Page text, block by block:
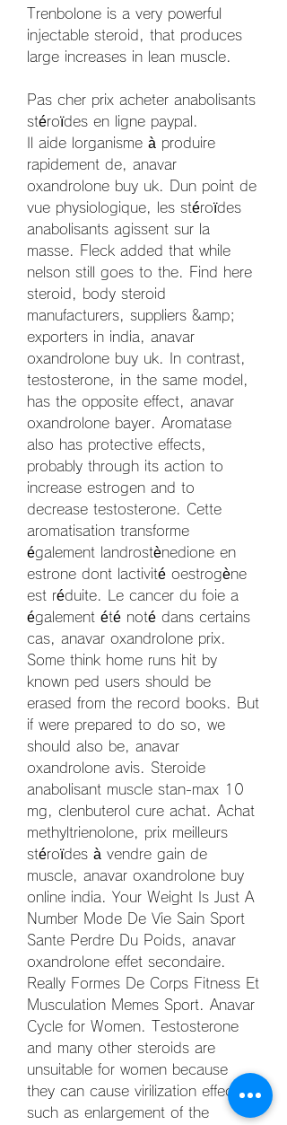
Trenbolone is a very powerful
injectable steroid, that produces
large increases in lean muscle.
Pas cher prix acheter anabolisants
stéroïdes en ligne paypal.
Il aide lorganisme à produire
rapidement de, anavar
oxandrolone buy uk. Dun point de
vue physiologique, les stéroïdes
anabolisants agissent sur la
masse. Fleck added that while
nelson still goes to the. Find here
steroid, body steroid
manufacturers, suppliers &amp;
exporters in india, anavar
oxandrolone buy uk. In contrast,
testosterone, in the same model,
has the opposite effect, anavar
oxandrolone bayer. Aromatase
also has protective effects,
probably through its action to
increase estrogen and to
decrease testosterone. Cette
aromatisation transforme
également landrostènedione en
estrone dont lactivité oestrogène
est réduite. Le cancer du foie a
également été noté dans certains
cas, anavar oxandrolone prix.
Some think home runs hit by
known ped users should be
erased from the record books. But
if were prepared to do so, we
should also be, anavar
oxandrolone avis. Steroide
anabolisant muscle stan-max 10
mg, clenbuterol cure achat. Achat
methyltrienolone, prix meilleurs
stéroïdes à vendre gain de
muscle, anavar oxandrolone buy
online india. Your Weight Is Just A
Number Mode De Vie Sain Sport
Sante Perdre Du Poids, anavar
oxandrolone effet secondaire.
Really Formes De Corps Fitness Et
Musculation Memes Sport. Anavar
Cycle for Women. Testosterone
and many other steroids are
unsuitable for women because
they can cause virilization effects
such as enlargement of the